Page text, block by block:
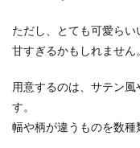
ただし、とても可愛ら
甘すぎるかもしれません
用意するのは、サテン
す。
幅や柄が違うものを数種